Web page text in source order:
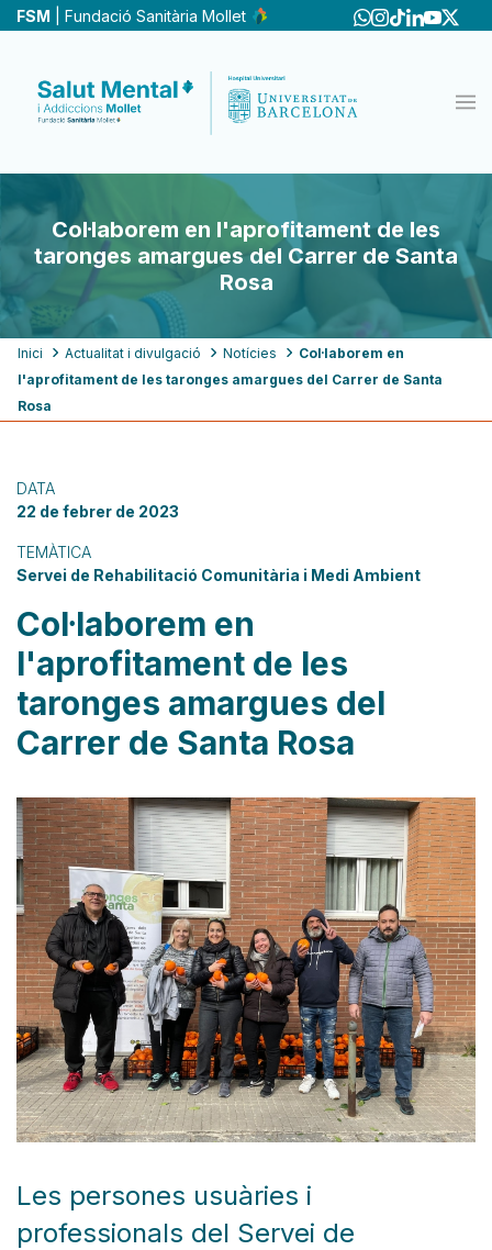
Vés
FSM | Fundació Sanitària Mollet
Col·laborem en l'aprofitament de les
taronges amargues del Carrer de Santa
Rosa
Fil
d'ariadna
Inici Actualitat i divulgació Notícies
Col·laborem en
l'aprofitament de les taronges amargues del Carrer de Santa
Rosa
DATA
22 de febrer de 2023
TEMÀTICA
Servei de Rehabilitació Comunitària i Medi Ambient
Col·laborem en
l'aprofitament de les
taronges amargues del
Carrer de Santa Rosa
Les persones usuàries i
professionals del Servei de